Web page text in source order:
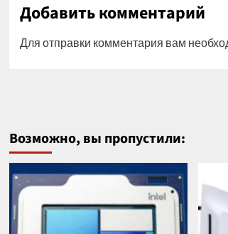
Добавить комментарий
Для отправки комментария вам
Возможно, вы пропустили: